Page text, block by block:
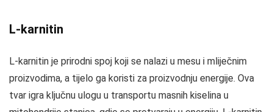
L-karnitin
L-karnitin je prirodni spoj koji se nalazi u mesu i mliječnim
proizvodima, a tijelo ga koristi za proizvodnju energije. Ova
tvar igra ključnu ulogu u transportu masnih kiselina u